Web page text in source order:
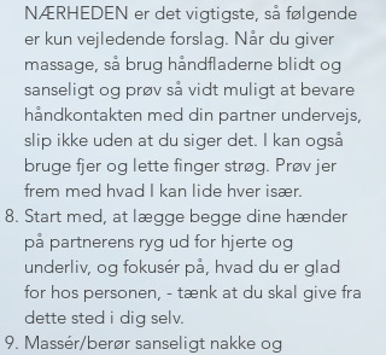
NÆRHEDEN er det vigtigste, så følgende
er kun vejledende forslag. Når du giver
massage, så brug håndfladerne blidt og
sanseligt og prøv så vidt muligt at bevare
håndkontakten med din partner undervejs,
slip ikke uden at du siger det. I kan også
bruge fjer og lette finger strøg. Prøv jer
frem med hvad I kan lide hver især.
Start med, at lægge begge dine hænder
på partnerens ryg ud for hjerte og
underliv, og fokusér på, hvad du er glad
for hos personen, - tænk at du skal give fra
dette sted i dig selv.
Massér/berør sanseligt nakke og